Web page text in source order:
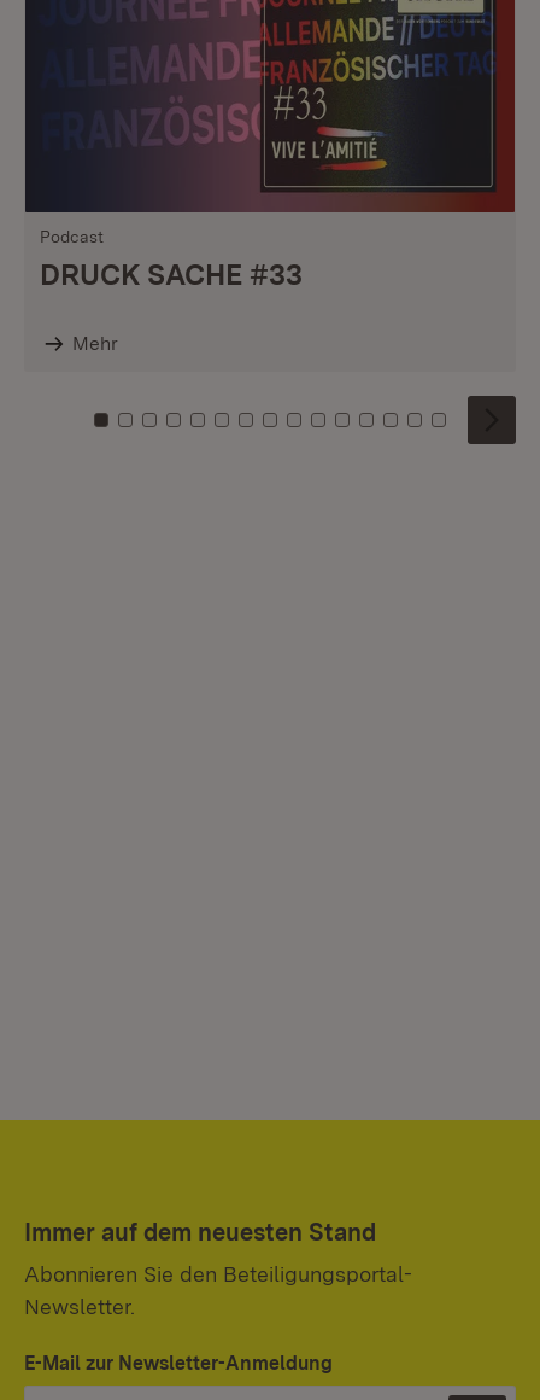
Podcast
DRUCK SACHE #33
Mehr
Zu Kachel: 0
Zu Kachel: 1
Zu Kachel: 2
Zu Kachel: 3
Zu Kachel: 4
Zu Kachel: 5
Zu Kachel: 6
Zu Kachel: 7
Zu Kachel: 8
Zu Kachel: 9
Zu Kachel: 10
Zu Kachel: 11
Zu Kachel: 12
Zu Kachel:
Zu
Immer auf dem neuesten Stand
Abonnieren Sie den Beteiligungsportal-
Newsletter.
E-Mail zur Newsletter-Anmeldung